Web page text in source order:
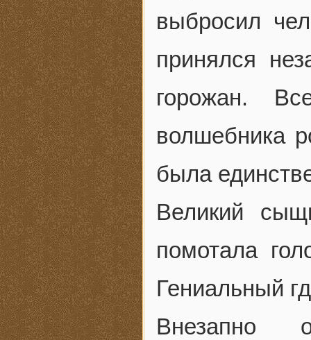
выбросил
принялся
горожан.
волшебника
была
Великий
помотала
Гениальный
Внезапно